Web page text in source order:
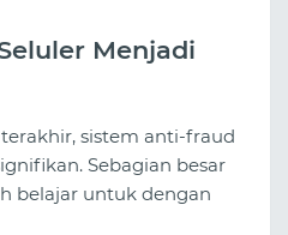
Menjadi
sistem anti-fraud
Sebagian besar
belajar untuk dengan